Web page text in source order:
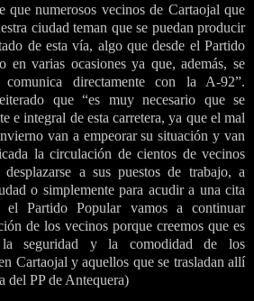
que numerosos vecinos de Cartaojal que
ciudad teman que se puedan producir
de esta vía, algo que desde el Partido
en varias ocasiones ya que, además, se
directamente con la A-92”.
que “es muy necesario que se
e integral de esta carretera, ya que el mal
van a empeorar su situación y van
la circulación de cientos de vecinos
a sus puestos de trabajo, a
o simplemente para acudir a una cita
Partido Popular vamos a continuar
de los vecinos porque creemos que es
la seguridad y la comodidad de los
Cartaojal y aquellos que se trasladan allí
del PP de Antequera)